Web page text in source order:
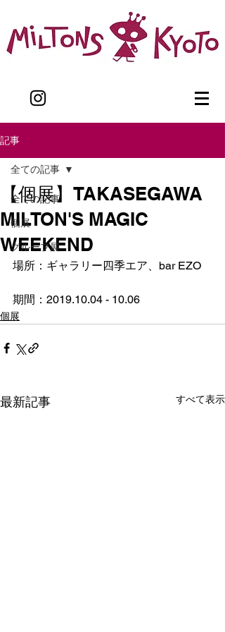
記事
全ての記事
個展
グループ展
全ての記事
【個展】TAKASEGAWA
MILTON'S MAGIC
WEEKEND
場所：ギャラリー四季エア、bar EZO
期間：2019.10.04 - 10.06
個展
最新記事 すべて表示